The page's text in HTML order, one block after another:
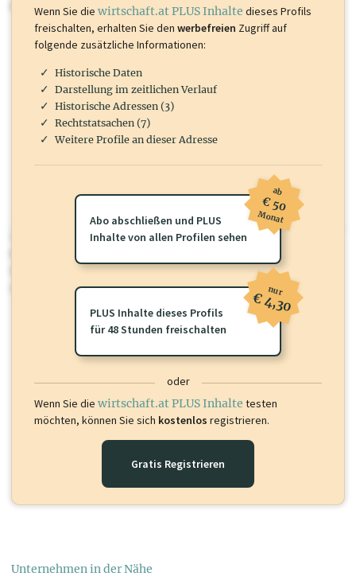
mehr.
wirtschaft.at PLUS
Sie momentan nicht einsehen können. Schalten Sie dieses Profil frei
oder loggen Sie sich ein um diese Inhalte zu sehen.
Wenn Sie die wirtschaft.at PLUS Inhalte dieses Profils
freischalten, erhalten Sie den werbefreien Zugriff auf
folgende zusätzliche Informationen:
Historische Daten
Darstellung im zeitlichen Verlauf
Historische Adressen (3)
Rechtstatsachen (7)
Weitere Profile an dieser Adresse
Abo abschließen und PLUS
Inhalte von allen Profilen sehen
ab
€ 50
Monat
PLUS Inhalte dieses Profils
für 48 Stunden freischalten
nur
€ 4,30
oder
Wenn Sie die wirtschaft.at PLUS Inhalte testen
möchten, können Sie sich kostenlos registrieren.
Gratis Registrieren
Unternehmen in der Nähe